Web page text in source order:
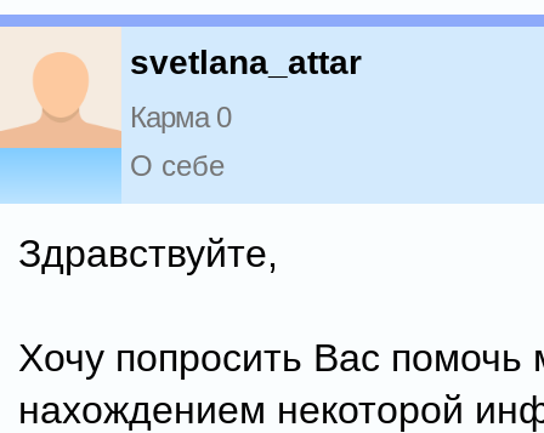
svetlana_attar
Карма 0
О себе
Здравствуйте,
Хочу попросить Вас помочь
нахождением некоторой